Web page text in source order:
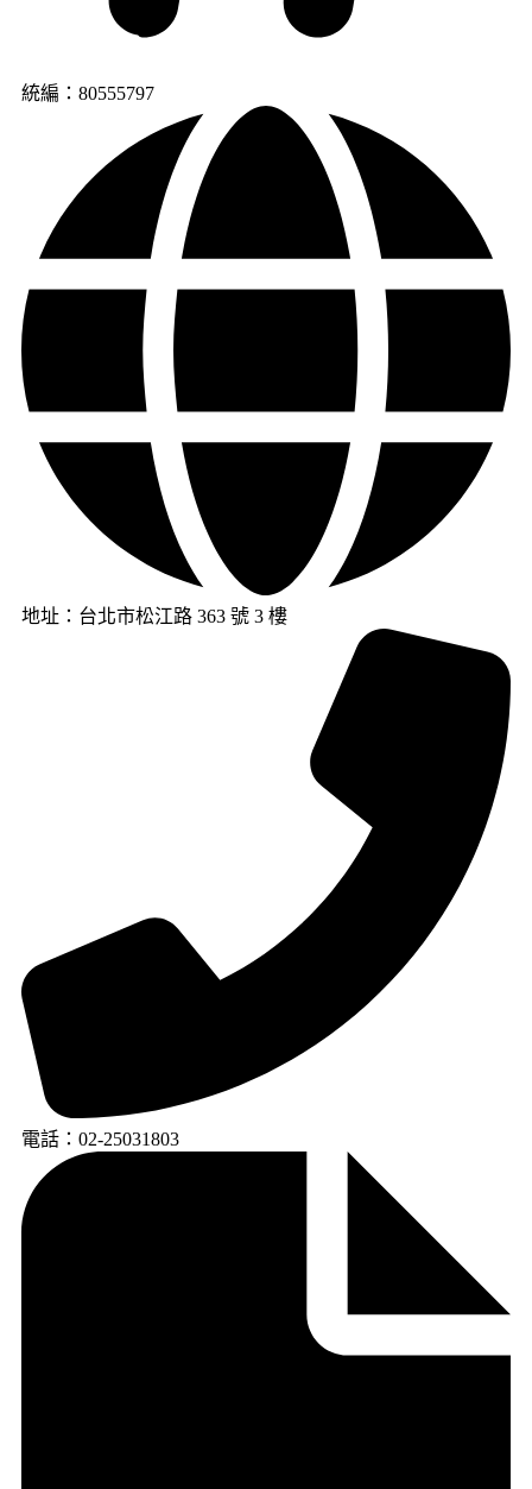
統編：80555797
地址：台北市松江路 363 號 3 樓
電話：02-25031803